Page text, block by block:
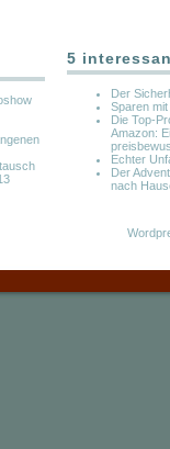
5
Der
Sparen
Die Top-
Amazon:
Echter
Der
nach